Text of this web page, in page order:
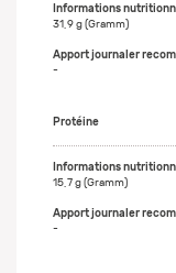
31,9 g (Gramm)
-
Protéine
15,7 g (Gramm)
-